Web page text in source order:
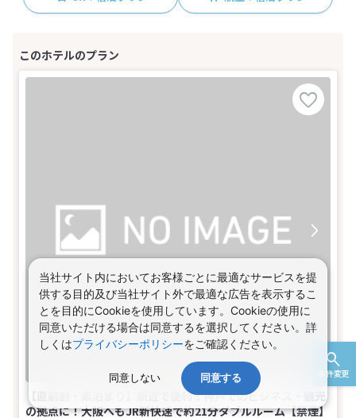
条件変更
【直前割・素泊まり】駅近で便利！神戸でのビジネス・観光
の拠点に！大阪へもJR新快速で約21分ダブルルーム【禁煙】
当社サイト内においてお客様ごとに最適なサービスを提
供する目的及び当社サイト外で最適な広告を表示するこ
とを目的にCookieを使用しています。Cookieの使用に
同意いただける場合は同意するを選択してください。詳
しくはプライバシーポリシーをご確認ください。
同意しない 同意する